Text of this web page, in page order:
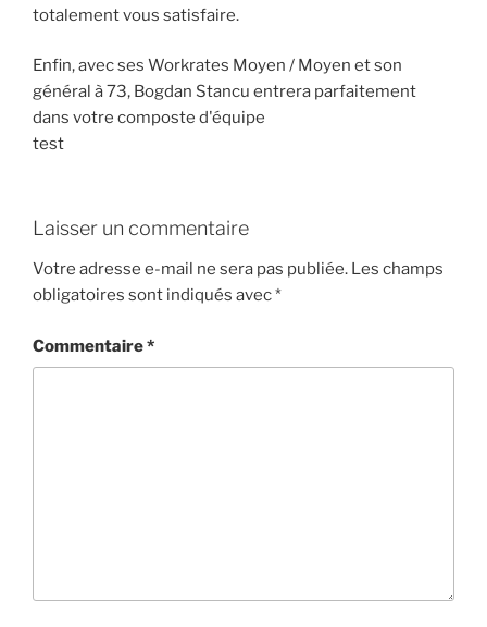
totalement vous satisfaire.
Enfin, avec ses Workrates Moyen / Moyen et son
général à 73, Bogdan Stancu entrera parfaitement
dans votre composte d'équipe
test
Laisser un commentaire
Votre adresse e-mail ne sera pas publiée. Les champs
obligatoires sont indiqués avec*
Commentaire*